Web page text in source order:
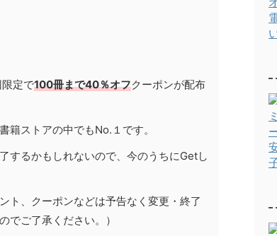
定で100冊まで40％オフクーポンが配布
籍ストアの中でもNo.１です。
するかもしれないので、今のうちにGetし
ト、クーポンなどは予告なく変更・終了
でご了承ください。）